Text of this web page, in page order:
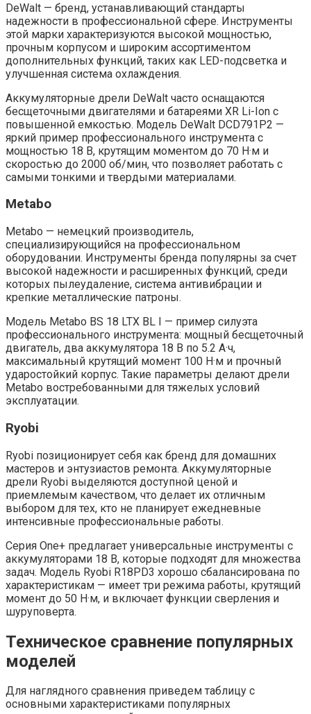
DeWalt — бренд, устанавливающий стандарты
надежности в профессиональной сфере. Инструменты
этой марки характеризуются высокой мощностью,
прочным корпусом и широким ассортиментом
дополнительных функций, таких как LED-подсветка и
улучшенная система охлаждения.
Аккумуляторные дрели DeWalt часто оснащаются
бесщеточными двигателями и батареями XR Li-Ion с
повышенной емкостью. Модель DeWalt DCD791P2 —
яркий пример профессионального инструмента с
мощностью 18 В, крутящим моментом до 70 Н·м и
скоростью до 2000 об/мин, что позволяет работать с
самыми тонкими и твердыми материалами.
Metabo
Metabo — немецкий производитель,
специализирующийся на профессиональном
оборудовании. Инструменты бренда популярны за счет
высокой надежности и расширенных функций, среди
которых пылеудаление, система антивибрации и
крепкие металлические патроны.
Модель Metabo BS 18 LTX BL I — пример силуэта
профессионального инструмента: мощный бесщеточный
двигатель, два аккумулятора 18 В по 5.2 А·ч,
максимальный крутящий момент 100 Н·м и прочный
ударостойкий корпус. Такие параметры делают дрели
Metabo востребованными для тяжелых условий
эксплуатации.
Ryobi
Ryobi позиционирует себя как бренд для домашних
мастеров и энтузиастов ремонта. Аккумуляторные
дрели Ryobi выделяются доступной ценой и
приемлемым качеством, что делает их отличным
выбором для тех, кто не планирует ежедневные
интенсивные профессиональные работы.
Серия One+ предлагает универсальные инструменты с
аккумуляторами 18 В, которые подходят для множества
задач. Модель Ryobi R18PD3 хорошо сбалансирована по
характеристикам — имеет три режима работы, крутящий
момент до 50 Н·м, и включает функции сверления и
шуруповерта.
Техническое сравнение популярных
моделей
Для наглядного сравнения приведем таблицу с
основными характеристиками популярных